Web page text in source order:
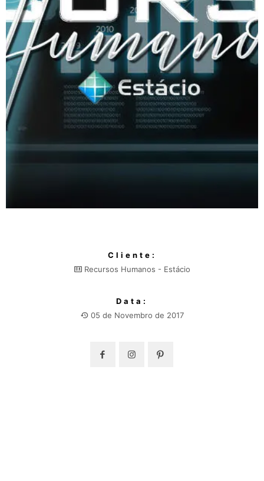
Cliente:
Recursos Humanos - Estácio
Data:
05 de Novembro de 2017